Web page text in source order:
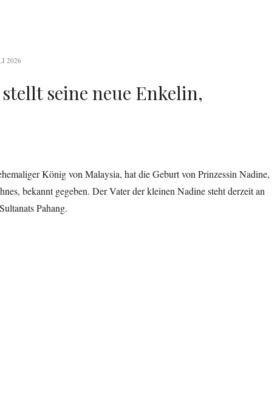
2026
seine neue Enkelin,
König von Malaysia, hat die Geburt von Prinzessin Nadine,
bekannt gegeben. Der Vater der kleinen Nadine steht derzeit an
Pahang.